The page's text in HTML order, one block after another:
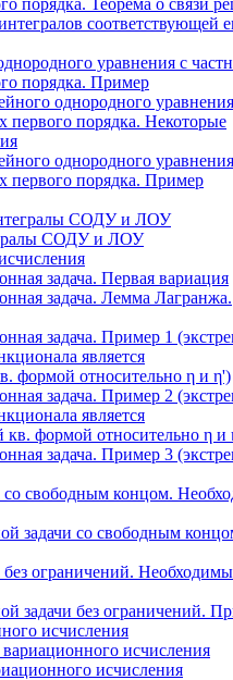
порядка. Теорема о связи
соответствующей
уравнения с
порядка. Пример
однородного
первого порядка. Некоторые
однородного
первого порядка. Пример
СОДУ и ЛОУ
СОДУ и ЛОУ
задача. Первая вариация
задача. Лемма Лагранжа.
задача. Пример 1
является
формой относительно η и η')
задача. Пример 2
является
кв. формой относительно η и
задача. Пример 3
со свободным концом.
задачи со свободным
без ограничений.
задачи без ограничений.
исчисления
исчисления
исчисления